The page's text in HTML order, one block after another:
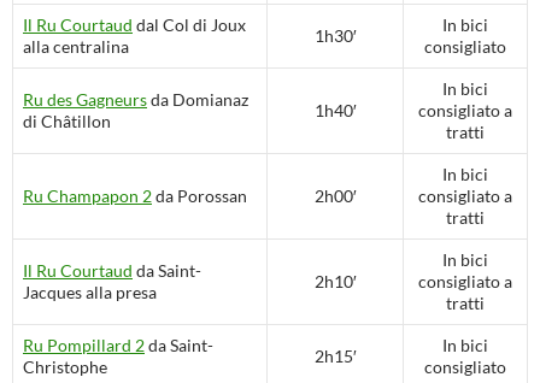
Il Ru Courtaud dal Col di Joux
alla centralina
1h30′
In bici
consigliato
Ru des Gagneursda Domianaz
di Châtillon
1h40′
In bici
consigliato a
tratti
Ru Champapon 2da Porossan 2h00′
In bici
consigliato a
tratti
Il Ru Courtaud da Saint-
Jacques alla presa
2h10′
In bici
consigliato a
tratti
Ru Pompillard 2da Saint-
Christophe
2h15′
In bici
consigliato